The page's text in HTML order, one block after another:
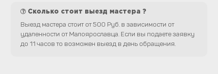
Сколько стоит выезд мастера ?
Выезд мастера стоит от 500 Руб. в зависимости от
удаленности от Малоярославца. Если вы подаете заявку
до 11 часов то возможен выезд в день обращения.